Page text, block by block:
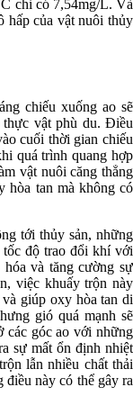
C chỉ có 7,54mg/L. Và
hấp của vật nuôi thủy
chiếu xuống ao sẽ
thực vật phù du. Điều
cuối thời gian chiếu
quá trình quang hợp
vật nuôi căng thẳng
hòa tan mà không có
tới thủy sản, những
tốc độ trao đổi khí với
và tăng cường sự
việc khuấy trộn này
giúp oxy hòa tan di
gió quá mạnh sẽ
các góc ao với những
sự mất ổn định nhiệt
lẫn nhiều chất thải
này có thể gây ra